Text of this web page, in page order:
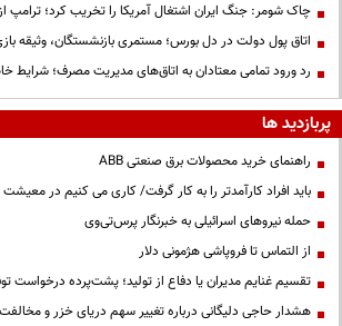
چاک شومر: جنگ ایران اشتغال آمریکا را تخریب کرد؛ ترامپ
اتاق پول دولت در دل بورس؛ مستمری بازنشستگان، وثیقه
رد ورود تمامی معتادان به اتاق‌های مدیریت مصرف؛
پربازدید ها
راهنمای خرید محصولات برق صنعتی ABB
باید افراد کارآمدتر را به کار گرفت/ کاری می کنیم در
حمله نیروهای اسرائیلی به خبرنگار پرس‌تی‌وی
از التماس تا فروپاشی هژمونی دلار
تقسیم غنایم مدیران یا دفاع از تولید؛ پشت‌پرده درخواست
هشدار حاجی دلیگانی درباره تغییر سهم دریای خزر و مخالفت